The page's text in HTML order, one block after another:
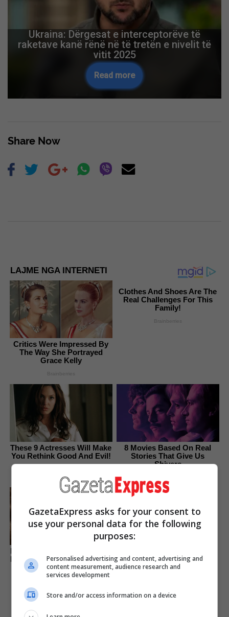
Ukraina: Dërgesat e interceptorëve të
raketave kanë rënë në të tretën e nivelit të
vitit 2025
Read more
Share Now
LAJME NGA INTERNETI
Critics Were Impressed By
The Way She Portrayed
Grace Kelly
Brainberries
Clothes And Shoes Are The
Real Challenges For This
Family!
Brainberries
These 9 Actresses Will Make
You Rethink Good And Evil!
8 Movies Based On Real
Stories That Give Us
Shivers
How They Made Little Simba
Look So Lifelike in 'The Lion
King'
Remember This Kick-Ass
Transformation
Brainberries
GazetaExpress asks for your consent to
use your personal data for the following
purposes:
Personalised advertising and content, advertising and
content measurement, audience research and
services development
Store and/or access information on a device